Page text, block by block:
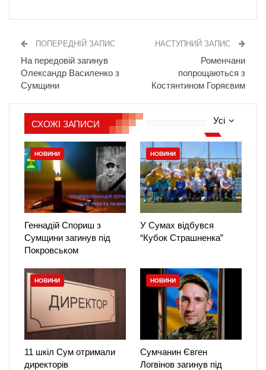
ПОПЕРЕДНІЙ ЗАПИС
На передовій загинув
Олександр Василенко з
Сумщини
НАСТУПНИЙ ЗАПИС
Роменчани
попрощаються з
Костянтином Горяєвим
Усі
СХОЖІ ЗАПИСИ
НОВИНИ
Геннадій Спориш з
Сумщини загинув під
Покровськом
НОВИНИ
У Сумах відбувся
“Кубок Страшненка”
НОВИНИ
11 шкіл Сум отримали
директорів
НОВИНИ
Сумчанин Євген
Логвінов загинув під